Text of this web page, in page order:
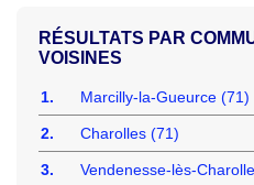
VOISINES
1. Marcilly-la-Gueurce (71)
2. Charolles (71)
3. Vendenesse-lès-